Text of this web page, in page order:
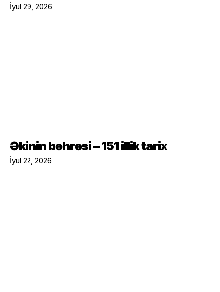
İyul 29, 2026
Əkinin bəhrəsi – 151 illik tarix
İyul 22, 2026